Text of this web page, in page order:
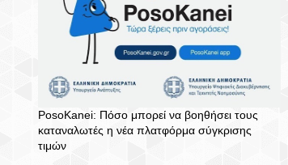
PosoKanei: Πόσο μπορεί να βοηθήσει τους
καταναλωτές η νέα πλατφόρμα σύγκρισης
τιμών